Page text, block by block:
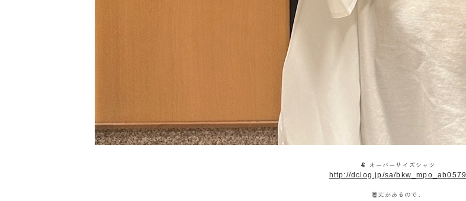
🐏 オーバーサイズシャツ
http://dclog.jp/sa/bkw_mpo_ab0579
着丈があるので、